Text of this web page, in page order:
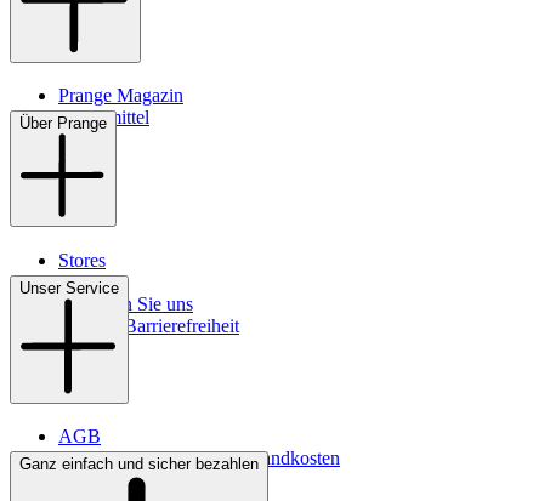
Prange Magazin
Pflegemittel
Über Prange
Stores
Kontakt
So finden Sie uns
Digitale Barrierefreiheit
Unser Service
AGB
Lieferbedingungen & Versandkosten
Bezahlung
Ganz einfach und sicher bezahlen